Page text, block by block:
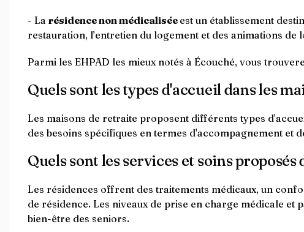
- La résidence non médicalisée est un établissement
restauration, l’entretien du logement et des animations
Parmi les EHPAD les mieux notés à Écouché, vous
Quels sont les types d'accueil dans les
Les maisons de retraite proposent différents types
des besoins spécifiques en termes d'accompagnement et
Quels sont les services et soins
Les résidences offrent des traitements médicaux, un
de résidence. Les niveaux de prise en charge médicale et
bien-être des seniors.